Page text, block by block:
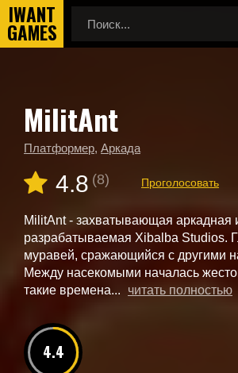
Главная
Новые игры
MilitAnt
MilitAnt
Платформер, Аркада
4.8 (8) Проголосовать
MilitAnt - захватывающая аркадная
разрабатываемая Xibalba Studios.
муравей, сражающийся с другими
Между насекомыми началась
такие времена...
читать полностью
4.4